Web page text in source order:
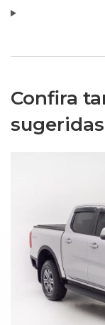
Confira
sugeridas